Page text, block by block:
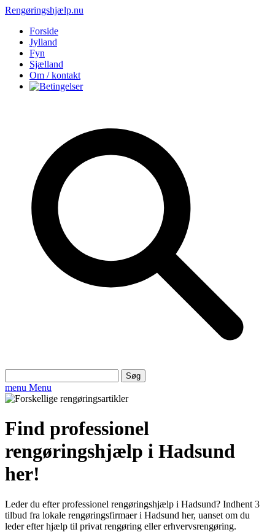
Rengøringshjælp.nu
Forside
Jylland
Fyn
Sjælland
Om / kontakt
efter:
menu Menu
Find professionel
rengøringshjælp i Hadsund
her!
Leder du efter professionel rengøringshjælp i Hadsund? Indhent 3
tilbud fra lokale rengøringsfirmaer i Hadsund her, uanset om du
leder efter hjælp til privat rengøring eller erhvervsrengøring.